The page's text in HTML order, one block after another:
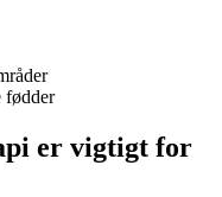
fødder
er vigtigt for